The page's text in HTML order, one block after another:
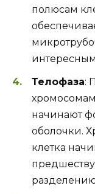
полюсам
Телофаза:
начинают
оболочки.
клетка